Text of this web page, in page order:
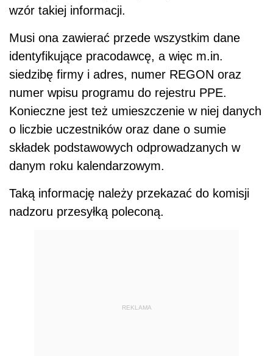
wzór takiej informacji.
Musi ona zawierać przede wszystkim dane
identyfikujące pracodawcę, a więc m.in.
siedzibę firmy i adres, numer REGON oraz
numer wpisu programu do rejestru PPE.
Konieczne jest też umieszczenie w niej danych
o liczbie uczestników oraz dane o sumie
składek podstawowych odprowadzanych w
danym roku kalendarzowym.
Taką informację należy przekazać do komisji
nadzoru przesyłką poleconą.
REKLAMA